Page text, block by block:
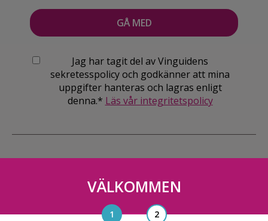
Jag har tagit del av Vinguidens
sekretesspolicy och godkänner att mina
uppgifter hanteras och lagras enligt
denna.* Läs vår integritetspolicy
Vinguiden Nordic AB
VÄLKOMMEN